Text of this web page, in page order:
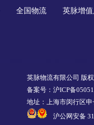
全国物流 英脉增
英脉物流有限公司 版
备案号：沪ICP备
地址：上海市闵行区
沪公网安备